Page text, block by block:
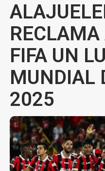
FIFA UN
MUNDIAL
2025